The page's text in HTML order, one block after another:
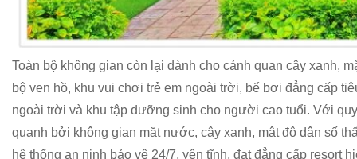
Toàn bộ không gian còn lại dành cho cảnh quan cây xanh,
bộ ven hồ, khu vui chơi trẻ em ngoài trời, bể bơi đẳng cấp
ngoài trời và khu tập dưỡng sinh cho người cao tuổi. Với
quanh bởi không gian mặt nước, cây xanh, mật độ dân số
hệ thống an ninh bảo vệ 24/7, yên tĩnh, đạt đẳng cấp resort